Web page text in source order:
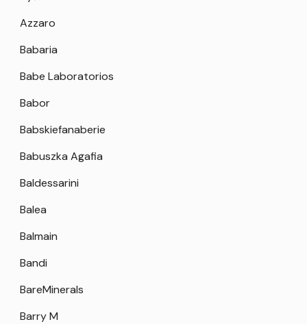
Azzaro
Babaria
Babe Laboratorios
Babor
Babskiefanaberie
Babuszka Agafia
Baldessarini
Balea
Balmain
Bandi
BareMinerals
Barry M